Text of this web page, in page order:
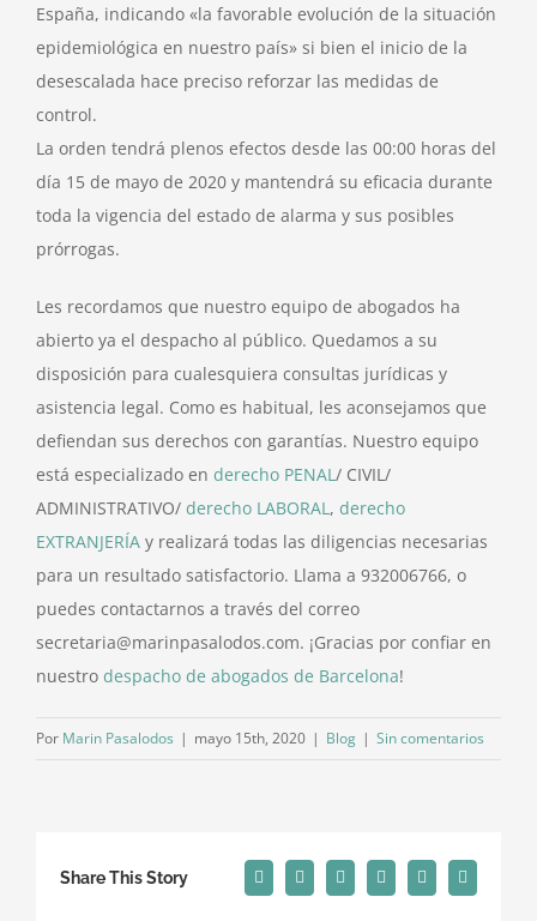
España, indicando «la favorable evolución de la situación
epidemiológica en nuestro país» si bien el inicio de la
desescalada hace preciso reforzar las medidas de
control.
La orden tendrá plenos efectos desde las 00:00 horas del
día 15 de mayo de 2020 y mantendrá su eficacia durante
toda la vigencia del estado de alarma y sus posibles
prórrogas.
Les recordamos que nuestro equipo de abogados ha
abierto ya el despacho al público. Quedamos a su
disposición para cualesquiera consultas jurídicas y
asistencia legal. Como es habitual, les aconsejamos que
defiendan sus derechos con garantías. Nuestro equipo
está especializado en derecho PENAL / CIVIL/
ADMINISTRATIVO/ derecho LABORAL , derecho
EXTRANJERÍA y realizará todas las diligencias necesarias
para un resultado satisfactorio. Llama a 932006766, o
puedes contactarnos a través del correo
secretaria@marinpasalodos.com. ¡Gracias por confiar en
nuestro despacho de abogados de Barcelona!
Por Marin Pasalodos | mayo 15th, 2020 | Blog | Sin comentarios
Share This Story Facebook
X LinkedInWhatsAppTelegramCorreo
electrónico